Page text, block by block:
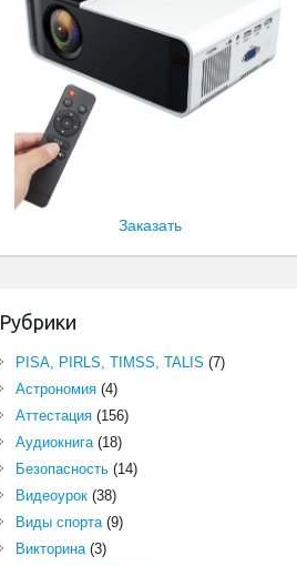
Заказать
Рубрики
PISA, PIRLS, TIMSS, TALIS (7)
Астрономия(4)
Аттестация(156)
Аудиокнига(18)
Безопасность(14)
Видеоурок(38)
Виды спорта(9)
Викторина(3)